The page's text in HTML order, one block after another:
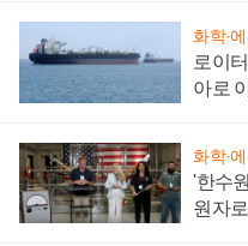
화학·
로이
아로
화학·
'한수
원자